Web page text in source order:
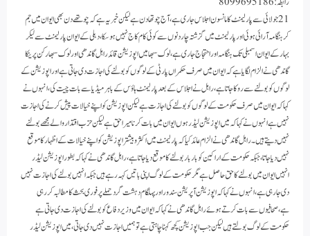
21 جولائی سے پارلیمنٹ کا مانسون اجلاس جاری ہے،آج چوتھا دن ہے لیکن خبر یہ ہے کہ چوتھے دن بھی ایوان میں جم
کر ہنگامہ آرائی ہوئی اور پارلیمنٹ میں گزشتہ چار دنوں سے کوئی کام کاج نہیں ہو سکا،دہلی کے ایوان پارلیمنٹ سے لیکر
بہار کے ایوان اسمبلی تک ہنگامہ اور احتجاج جاری ہے،لوک سبھا میں اپوزیشن قائد راہل گاندھی اور لوک سبھا رکن پرینکا
گاندھی نے الزام لگایا ہے کہ ایوان میں صرف حکمراں پارٹی کے لوگوں کو بولنے کی اجازت دی جاتی ہے اور اپوزیشن کے
لوگوں کو بولنے سے روکا جاتا ہے،راہل نے اجلاس کے بعد پارلیمنٹ ہاؤس کے باہر میڈیا سے بات چیت کی، انہوں نے
کہا کہ ایوان میں صرف حکومت کے لوگوں کو بولنے کی اجازت ہے لیکن اپوزیشن کو اپنے خیالات پیش کرنے کی اجازت
نہیں ہے انہوں نے کہا کہ میں اپوزیشن لیڈر ہوں ایوان میں بات کرنا میرا حق ہے لیکن حزب اقتدار والے مجھے بولنے
نہیں دیتے ہیں۔راہل گاندھی نے الزام عائد کیا کہ پارلیمنٹ میں اکثر وبیشتر اپوزیشن کو اپنے خیالات کے اظہار کا موقع
نہیں دیا جاتا،جبکہ حکومت کے اراکین کو بار بار بولنے کا موقع دیا جاتا ہے،راہل گاندھی نے کہا کہ بطور اپوزیشن لیڈر
انہیں ایوان میں بولنے کا حق حاصل ہے مگر حکومت کے لوگ اپنی باتیں کہہ رہے ہیں جبکہ انہیں بولنے کی اجازت نہیں
دی جا رہی ہے،انہوں نے کہا کہ اپوزیشن آپریشن سندور اور پہلگام دہشت گرد حملے پر فوری بحث کا مطالبہ کررہی
ہے،صحافیوں سے بات کرتے ہوئے راہل گاندھی نے کہا کہ ایوان میں وزیر دفاع کو بولنے کی اجازت دی جاتی ہے
حکومت کے لوگ بولتے ہیں لیکن جب اپوزیشن کچھ کہنا چاہتی ہے تو ہمیں اجازت نہیں دی جاتی،میں اپوزیشن لیڈر